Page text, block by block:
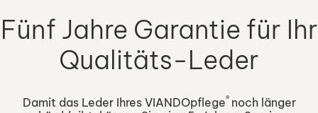
Fünf Jahre Garantie für Ihr
Qualitäts-Leder
Damit das Leder Ihres VIANDOpflege® noch länger